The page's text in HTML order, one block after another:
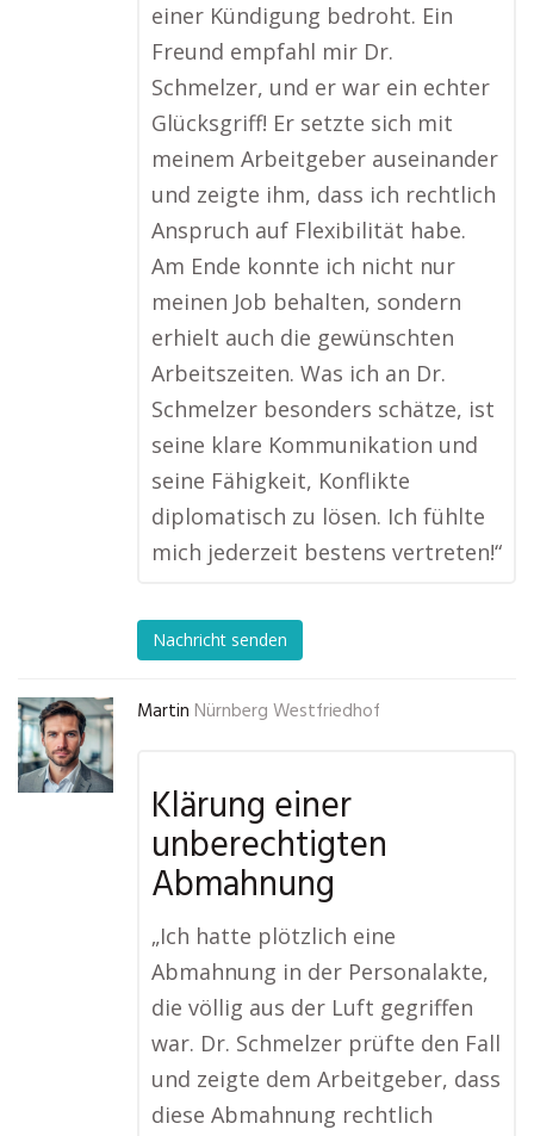
einer Kündigung bedroht. Ein
Freund empfahl mir Dr.
Schmelzer, und er war ein echter
Glücksgriff! Er setzte sich mit
meinem Arbeitgeber auseinander
und zeigte ihm, dass ich rechtlich
Anspruch auf Flexibilität habe.
Am Ende konnte ich nicht nur
meinen Job behalten, sondern
erhielt auch die gewünschten
Arbeitszeiten. Was ich an Dr.
Schmelzer besonders schätze, ist
seine klare Kommunikation und
seine Fähigkeit, Konflikte
diplomatisch zu lösen. Ich fühlte
mich jederzeit bestens vertreten!“
Nachricht senden
Martin Nürnberg Westfriedhof
Klärung einer
unberechtigten
Abmahnung
„Ich hatte plötzlich eine
Abmahnung in der Personalakte,
die völlig aus der Luft gegriffen
war. Dr. Schmelzer prüfte den Fall
und zeigte dem Arbeitgeber, dass
diese Abmahnung rechtlich